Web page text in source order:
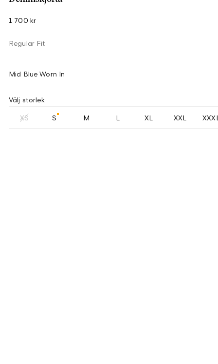
1 700 kr
Regular Fit
Mid Blue Worn In
Välj storlek
XS S M L XL XXL